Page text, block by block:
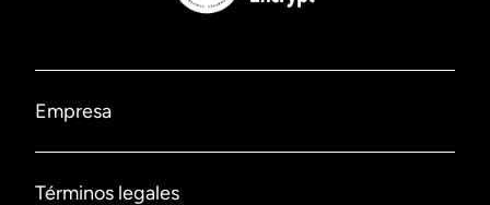
Empresa
Nosotros
Términos legales